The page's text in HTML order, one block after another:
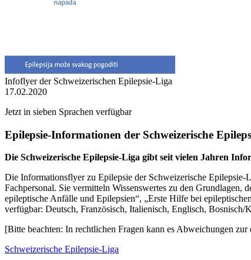
Infoflyer der Schweizerischen Epilepsie-Liga
17.02.2020
Jetzt in sieben Sprachen verfügbar
Epilepsie-Informationen der Schweizerische
Die Schweizerische Epilepsie-Liga gibt seit vielen Jahren
Die Informationsflyer zu Epilepsie der Schweizerische Epilepsie-
Fachpersonal. Sie vermitteln Wissenswertes zu den
epileptische Anfälle und Epilepsien“, „Erste Hilfe bei
verfügbar: Deutsch, Französisch, Italienisch, Englisch, Bosnisch/
[Bitte beachten: In rechtlichen Fragen kann es Abweichungen zur
Schweizerische Epilepsie‑Liga